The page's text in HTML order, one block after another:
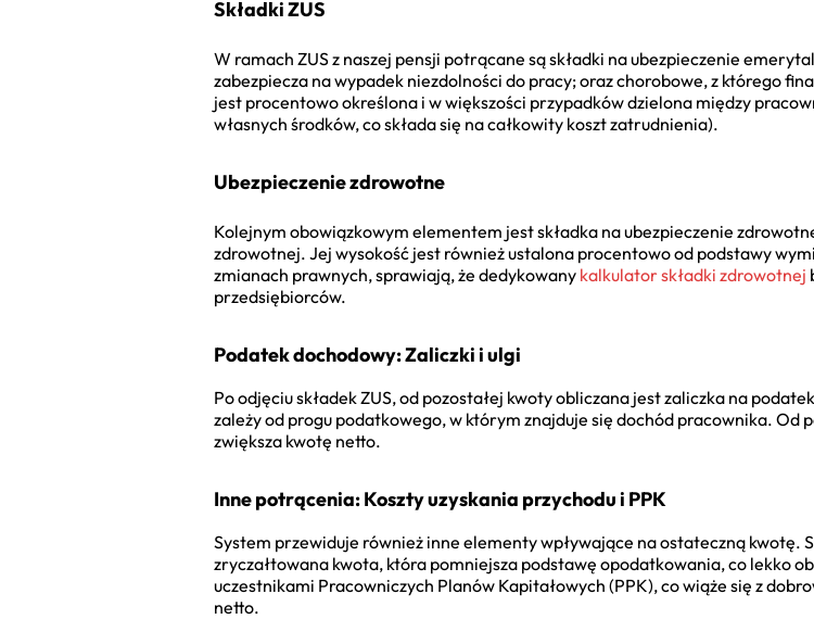
Składki ZUS
W ramach ZUS z naszej pensji potrącane są składki na ubezpieczenie
zabezpiecza na wypadek niezdolności do pracy; oraz chorobowe, z którego
jest procentowo określona i w większości przypadków dzielona między
własnych środków, co składa się na całkowity koszt zatrudnienia).
Ubezpieczenie zdrowotne
Kolejnym obowiązkowym elementem jest składka na ubezpieczenie
zdrowotnej. Jej wysokość jest również ustalona procentowo od podstawy
zmianach prawnych, sprawiają, że dedykowany kalkulator składki zdrowotnej
przedsiębiorców.
Podatek dochodowy: Zaliczki i ulgi
Po odjęciu składek ZUS, od pozostałej kwoty obliczana jest zaliczka na
zależy od progu podatkowego, w którym znajduje się dochód pracownika. Od
zwiększa kwotę netto.
Inne potrącenia: Koszty uzyskania przychodu i PPK
System przewiduje również inne elementy wpływające na ostateczną kwotę.
zryczałtowana kwota, która pomniejsza podstawę opodatkowania, co lekko
uczestnikami Pracowniczych Planów Kapitałowych (PPK), co wiąże się z
netto.